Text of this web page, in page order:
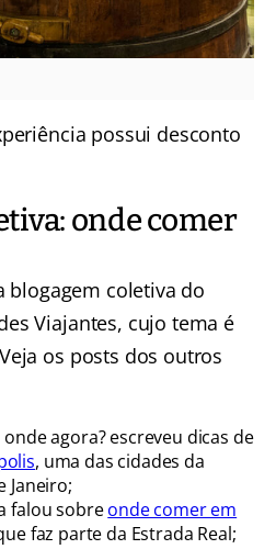
possui desconto
onde comer
blogagem coletiva do
Viajantes, cujo tema é
os posts dos outros
agora? escreveu dicas de
, uma das cidades da
Janeiro;
falou sobreonde comer em
faz parte da Estrada Real;